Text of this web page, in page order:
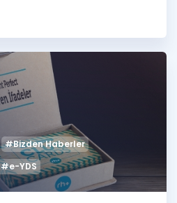
#Bizden Haberler
#e-YDS